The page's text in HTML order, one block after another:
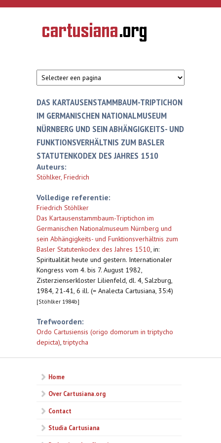
Overslaan en naar de inhoud gaan
CARTUSIANA
Geschiedenis
van de
DAS KARTAUSENSTAMMBAUM-TRIPTICHON
IM GERMANISCHEN NATIONALMUSEUM
NÜRNBERG UND SEIN ABHÄNGIGKEITS- UND
FUNKTIONSVERHÄLTNIS ZUM BASLER
STATUTENKODEX DES JAHRES 1510
Auteurs:
Stöhlker, Friedrich
Volledige referentie:
Friedrich Stöhlker
Das Kartausenstammbaum-Triptichon im
Germanischen Nationalmuseum Nürnberg und
sein Abhängigkeits- und Funktionsverhältnis zum
Basler Statutenkodex des Jahres 1510, in:
Spiritualität heute und gestern. Internationaler
Kongress vom 4. bis 7. August 1982,
Zisterzienserkloster Lilienfeld, dl. 4, Salzburg,
1984, 21-41, 6 ill. (= Analecta Cartusiana, 35:4)
[Stöhlker 1984b]
Trefwoorden:
Ordo Cartusiensis (origo domorum in triptycho
depicta),triptycha
Home
Over Cartusiana.org
Contact
Studia Cartusiana